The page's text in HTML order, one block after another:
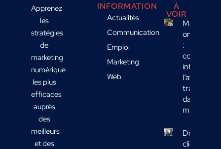
Apprenez
les
stratégies
de
marketing
numérique
les plus
efficaces
auprès
des
meilleurs
et des
INFORMATION
Actualités
Communication
Emploi
Marketing
Web
À
VOIR
Marketing
omnicanal
:
comment
intégrer
l’affichage
transport
dans votre
mix média
Données
clients